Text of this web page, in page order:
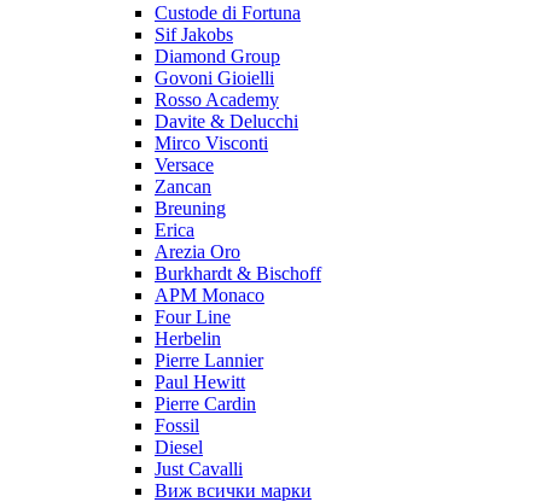
Custode di Fortuna
Sif Jakobs
Diamond Group
Govoni Gioielli
Rosso Academy
Davite & Delucchi
Mirco Visconti
Versace
Zancan
Breuning
Erica
Arezia Oro
Burkhardt & Bischoff
APM Monaco
Four Line
Herbelin
Pierre Lannier
Paul Hewitt
Pierre Cardin
Fossil
Diesel
Just Cavalli
Виж всички марки